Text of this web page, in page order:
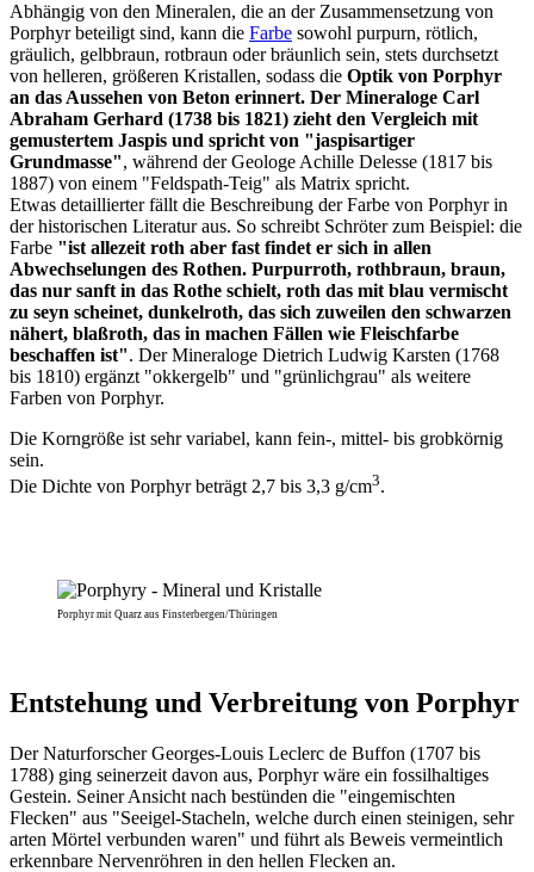
Abhängig von den Mineralen, die an der Zusammensetzung von
Porphyr beteiligt sind, kann die Farbe sowohl purpurn, rötlich,
gräulich, gelbbraun, rotbraun oder bräunlich sein, stets durchsetzt
von helleren, größeren Kristallen, sodass die Optik von Porphyr
an das Aussehen von Beton erinnert. Der Mineraloge Carl
Abraham Gerhard (1738 bis 1821) zieht den Vergleich mit
gemustertem Jaspis und spricht von "jaspisartiger
Grundmasse", während der Geologe Achille Delesse (1817 bis
1887) von einem "Feldspath-Teig" als Matrix spricht.
Etwas detaillierter fällt die Beschreibung der Farbe von Porphyr in
der historischen Literatur aus. So schreibt Schröter zum Beispiel: die
Farbe "ist allezeit roth aber fast findet er sich in allen
Abwechselungen des Rothen. Purpurroth, rothbraun, braun,
das nur sanft in das Rothe schielt, roth das mit blau vermischt
zu seyn scheinet, dunkelroth, das sich zuweilen den schwarzen
nähert, blaßroth, das in machen Fällen wie Fleischfarbe
beschaffen ist". Der Mineraloge Dietrich Ludwig Karsten (1768
bis 1810) ergänzt "okkergelb" und "grünlichgrau" als weitere
Farben von Porphyr.
Die Korngröße ist sehr variabel, kann fein-, mittel- bis grobkörnig
sein.
Die Dichte von Porphyr beträgt 2,7 bis 3,3 g/cm3.
Porphyr mit Quarz aus Finsterbergen/Thüringen
Entstehung und Verbreitung von Porphyr
Der Naturforscher Georges-Louis Leclerc de Buffon (1707 bis
1788) ging seinerzeit davon aus, Porphyr wäre ein fossilhaltiges
Gestein. Seiner Ansicht nach bestünden die "eingemischten
Flecken" aus "Seeigel-Stacheln, welche durch einen steinigen, sehr
arten Mörtel verbunden waren" und führt als Beweis vermeintlich
erkennbare Nervenröhren in den hellen Flecken an.